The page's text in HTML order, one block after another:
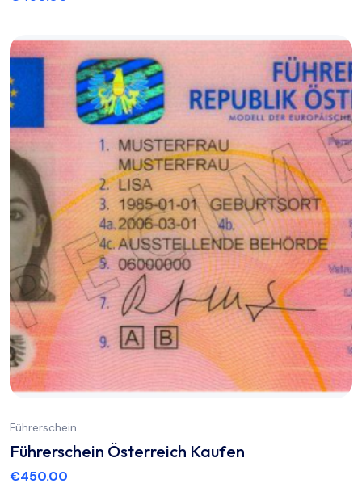
Führerschein
Führerschein Österreich Kaufen
€450.00